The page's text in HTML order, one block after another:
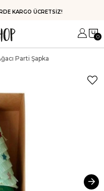
KARGO ÜCRETSİZ!
0
Parti Şapka